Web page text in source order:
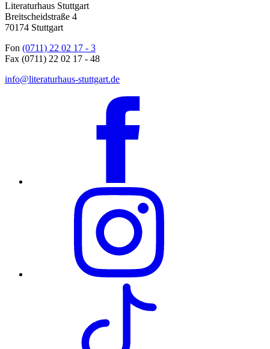
Literaturhaus Stuttgart
Breitscheidstraße 4
70174 Stuttgart
Fon (0711) 22 02 17 - 3
Fax (0711) 22 02 17 - 48
info@literaturhaus-stuttgart.de